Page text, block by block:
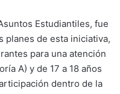
Estudiantiles, fue
planes de esta iniciativa,
para una atención
A) y de 17 a 18 años
dentro de la